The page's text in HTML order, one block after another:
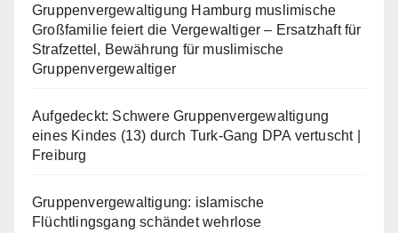
Gruppenvergewaltigung Hamburg muslimische
Großfamilie feiert die Vergewaltiger – Ersatzhaft für
Strafzettel, Bewährung für muslimische
Gruppenvergewaltiger
Aufgedeckt: Schwere Gruppenvergewaltigung
eines Kindes (13) durch Turk-Gang DPA vertuscht |
Freiburg
Gruppenvergewaltigung: islamische
Flüchtlingsgang schändet wehrlose